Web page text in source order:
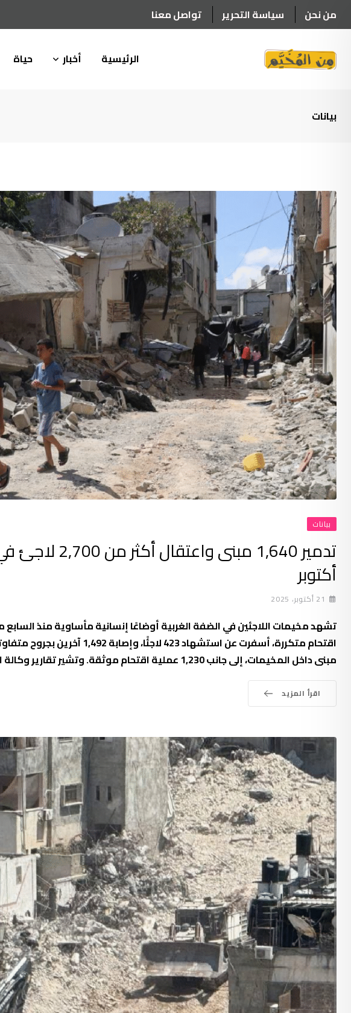
to
من نحن سياسة التحرير تواصل معنا
الرئيسية أخبار حياة
بيانات
بيانات
أكتوبر
21 أكتوبر، 2025
تشهد مخيمات اللاجئين في الضفة الغربية أوضاعًا إنسانية مأساوية منذ السابع
مبنى داخل المخيمات، إلى جانب 1,230 عملية اقتحام موثقة. وتشير تقارير وكالة الأمم المتحدة لغوث وتشغيل
اقرأ المزيد